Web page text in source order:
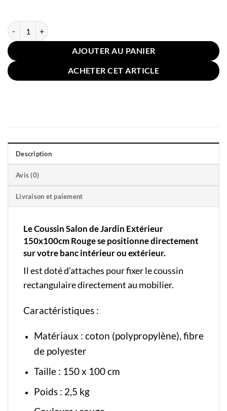
quantité de Coussin Salon de Jardin Extérieur 150x100cm Rouge
AJOUTER AU PANIER
ACHETER CET ARTICLE
Description
Avis (0)
Livraison et paiement
Le Coussin Salon de Jardin Extérieur
150x100cm Rouge se positionne directement
sur votre banc intérieur ou extérieur.
Il est doté d’attaches pour fixer le coussin
rectangulaire directement au mobilier.
Caractéristiques :
Matériaux : coton (polypropylène), fibre
de polyester
Taille : 150 x 100 cm
Poids : 2,5 kg